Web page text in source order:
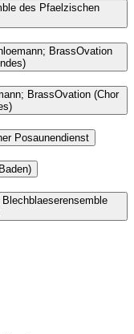
des Pfaelzischen
BrassOvation
BrassOvation (Chor
Posaunendienst